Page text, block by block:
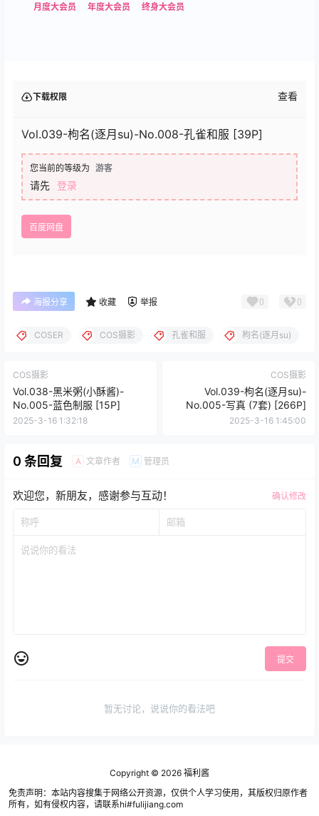
月度大会员
年度大会员 终身大会员
下载权限 查看
Vol.039-枸名(逐月su)-No.008-孔雀和服 [39P]
您当前的等级为 游客
请先 登录
百度网盘
海报分享 收藏 举报 0 0
COSER COS摄影 孔雀和服 枸名(逐月su)
COS摄影
Vol.038-黑米粥(小酥酱)-
No.005-蓝色制服 [15P]
2025-3-16 1:32:18
COS摄影
Vol.039-枸名(逐月su)-
No.005-写真 (7套) [266P]
2025-3-16 1:45:00
0 条回复 A 文章作者 M 管理员
欢迎您，新朋友，感谢参与互动！ 确认修改
提交
暂无讨论，说说你的看法吧
Copyright © 2026 福利酱
免责声明：本站内容搜集于网络公开资源，仅供个人学习使用，其版权归原作者
所有，如有侵权内容，请联系hi#fulijiang.com